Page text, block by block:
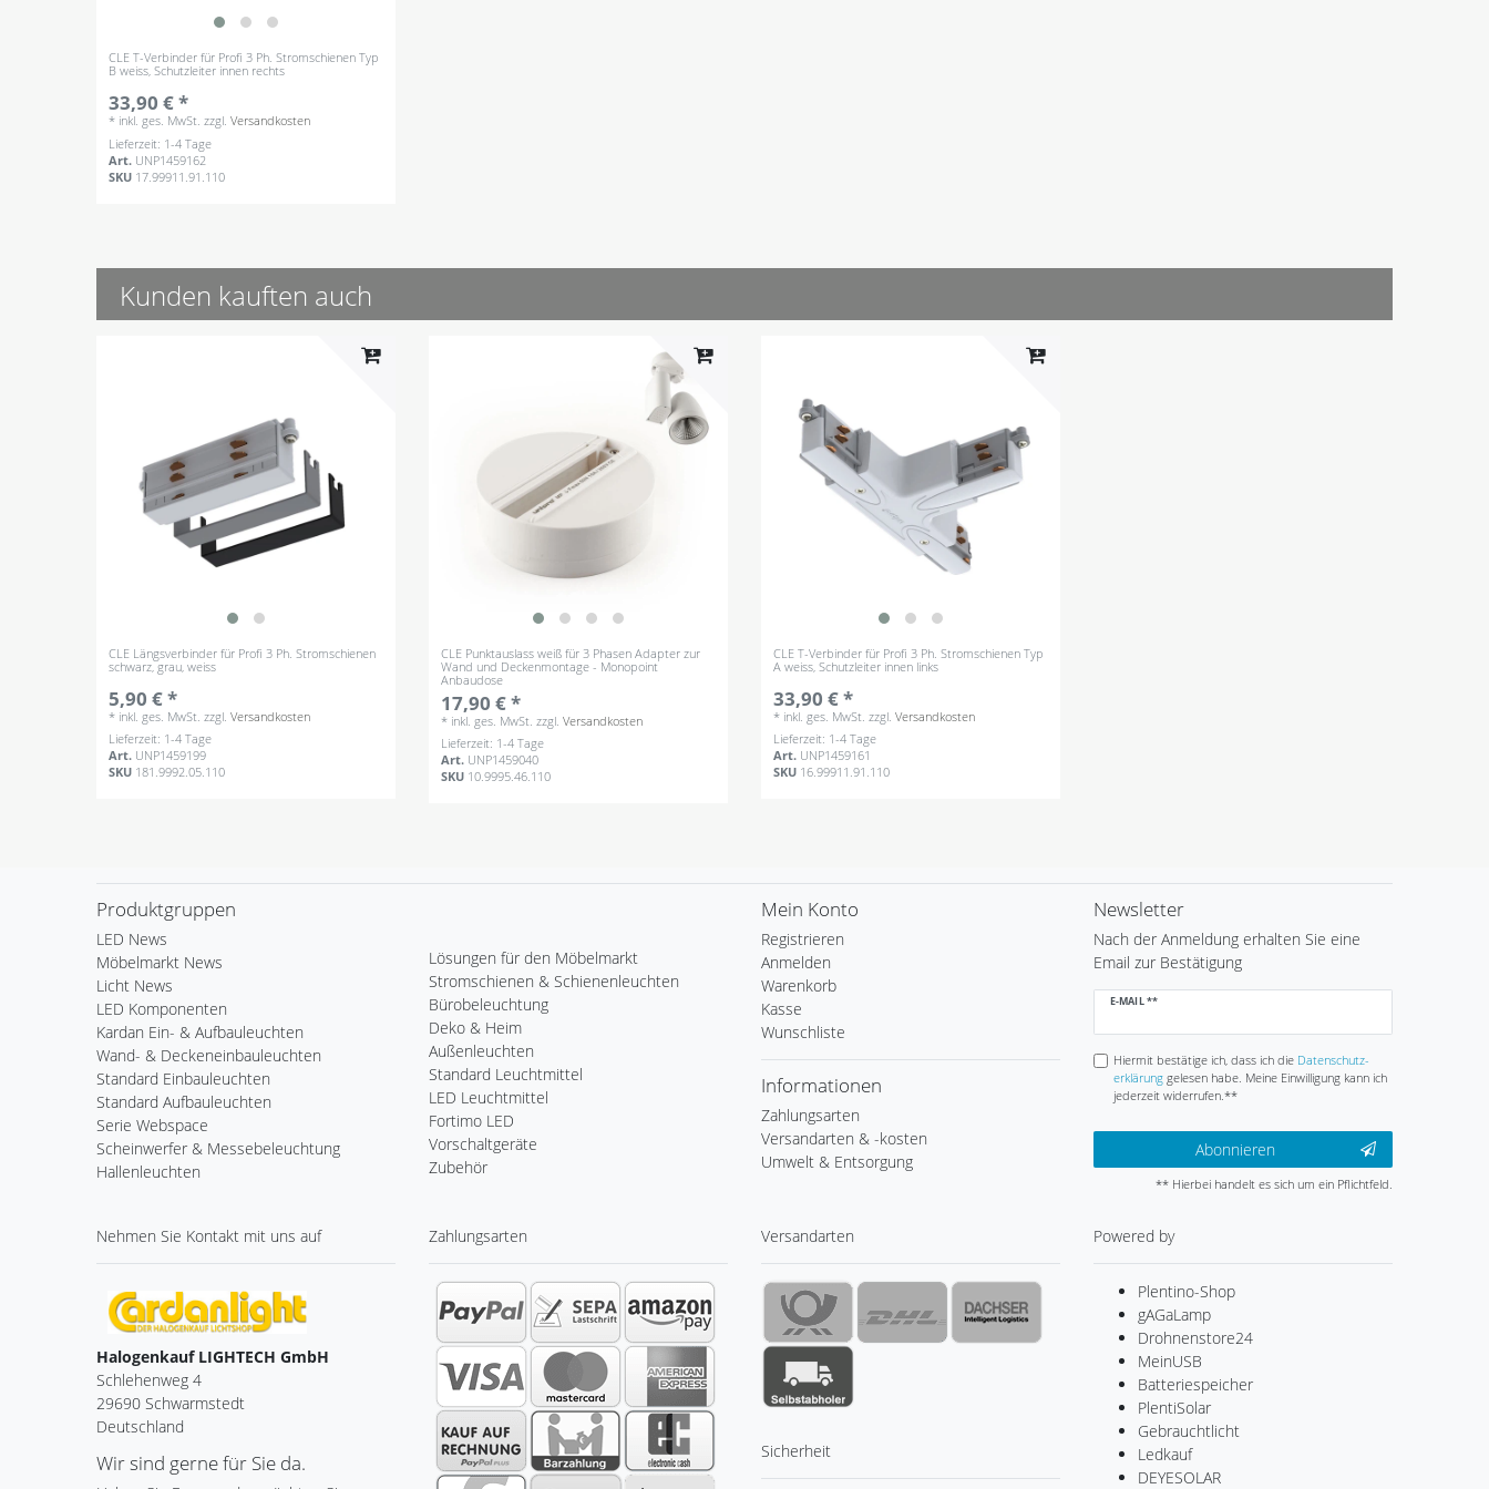
CLE T-Verbinder für Profi 3 Ph. Stromschienen Typ
B weiss, Schutzleiter innen rechts
33,90 € *
* inkl. ges. MwSt. zzgl.Versandkosten
Lieferzeit: 1-4 Tage
Art. UNP1459162
SKU 17.99911.91.110
Kunden kauften auch
CLE Längsverbinder für Profi 3 Ph. Stromschienen
schwarz, grau, weiss
5,90 € *
* inkl. ges. MwSt. zzgl.Versandkosten
Lieferzeit: 1-4 Tage
Art. UNP1459199
SKU 181.9992.05.110
CLE Punktauslass weiß für 3 Phasen Adapter zur
Wand und Deckenmontage - Monopoint
Anbaudose
17,90 € *
* inkl. ges. MwSt. zzgl.Versandkosten
Lieferzeit: 1-4 Tage
Art. UNP1459040
SKU 10.9995.46.110
CLE T-Verbinder für Profi 3 Ph. Stromschienen Typ
A weiss, Schutzleiter innen links
33,90 € *
* inkl. ges. MwSt. zzgl.Versandkosten
Lieferzeit: 1-4 Tage
Art. UNP1459161
SKU 16.99911.91.110
Produktgruppen
LED News
Möbelmarkt News
Licht News
LED Komponenten
Kardan Ein- & Aufbauleuchten
Wand- & Deckeneinbauleuchten
Standard Einbauleuchten
Standard Aufbauleuchten
Serie Webspace
Scheinwerfer & Messebeleuchtung
Hallenleuchten
Lösungen für den Möbelmarkt
Stromschienen & Schienenleuchten
Bürobeleuchtung
Deko & Heim
Außenleuchten
Standard Leuchtmittel
LED Leuchtmittel
Fortimo LED
Vorschaltgeräte
Zubehör
Mein Konto
Registrieren
Anmelden
Warenkorb
Kasse
Wunschliste
Informationen
Zahlungsarten
Versandarten & -kosten
Umwelt & Entsorgung
Newsletter
Nach der Anmeldung erhalten Sie eine
Email zur Bestätigung
E-MAIL **
Newsletter
Hiermit bestätige ich, dass ich die Daten­schutz­
erklärunggelesen habe. Meine Einwilligung kann ich
jederzeit widerrufen.**
Abonnieren
** Hierbei handelt es sich um ein Pflichtfeld.
Nehmen Sie Kontakt mit uns auf
Halogenkauf LIGHTECH GmbH
Schlehenweg 4
29690 Schwarmstedt
Deutschland
Wir sind gerne für Sie da.
Zahlungsarten Versandarten
Sicherheit
Powered by
Plentino-Shop
gAGaLamp
Drohnenstore24
MeinUSB
Batteriespeicher
PlentiSolar
Gebrauchtlicht
Ledkauf
DEYESOLAR